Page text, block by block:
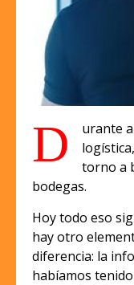
D
urante
torno a
bodegas.
Hoy todo eso
hay otro
diferencia: la
habíamos